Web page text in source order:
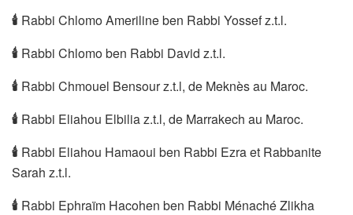
🕯 Rabbi Chlomo Ameriline ben Rabbi Yossef z.t.l.
🕯 Rabbi Chlomo ben Rabbi David z.t.l.
🕯 Rabbi Chmouel Bensour z.t.l, de Meknès au Maroc.
🕯 Rabbi Eliahou Elbilia z.t.l, de Marrakech au Maroc.
🕯 Rabbi Eliahou Hamaoui ben Rabbi Ezra et Rabbanite
Sarah z.t.l.
🕯 Rabbi Ephraïm Hacohen ben Rabbi Ménaché Zlikha